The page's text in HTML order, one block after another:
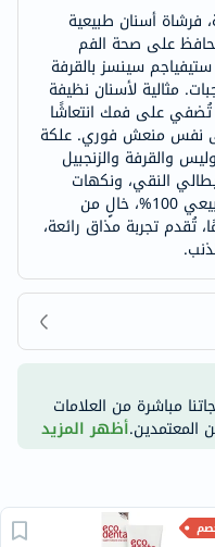
فرشاة أسنان طبيعية
على صحة الفم
سينسز بالقرفة
مثالية لأسنان نظيفة
تُضفي على فمك انتعاشًا
نفس منعش فوري. علكة
والقرفة والزنجبيل
النقي، ونكهات
طبيعية، وستيفيا ريبوديانا (مُحلي طبيعي 100%، خالٍ من
كل حزمه، 30 جرامًا، تُقدم تجربة مذاق رائعة،
مباشرة من العلامات
المعتمدين.أظهر المزيد